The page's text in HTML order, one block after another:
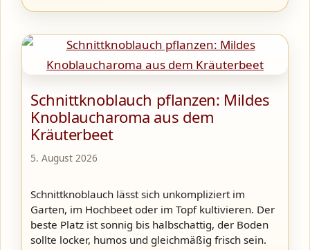
Schnittknoblauch pflanzen: Mildes
Knoblaucharoma aus dem
Kräuterbeet
5. August 2026
Schnittknoblauch lässt sich unkompliziert im
Garten, im Hochbeet oder im Topf kultivieren. Der
beste Platz ist sonnig bis halbschattig, der Boden
sollte locker, humos und gleichmäßig frisch sein.